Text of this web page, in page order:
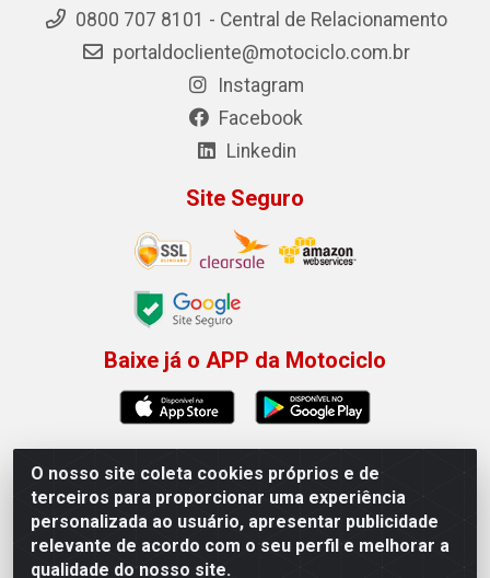
Permitir que a Motociclo envie notificações com
×
O nosso site coleta cookies próprios e de
terceiros para proporcionar uma experiência
personalizada ao usuário, apresentar publicidade
relevante de acordo com o seu perfil e melhorar a
qualidade do nosso site.
0800 707 8101 - Central de Relacionamento
portaldocliente@motociclo.com.br
Instagram
Facebook
Linkedin
Site Seguro
Baixe já o APP da Motociclo
Motociclo - Rua Francisco Sousa dos Santos, 731 - Jardim
Limoeiro, Serra/ES - CEP 29.164-153 - CNPJ
01.407.607/0001-53